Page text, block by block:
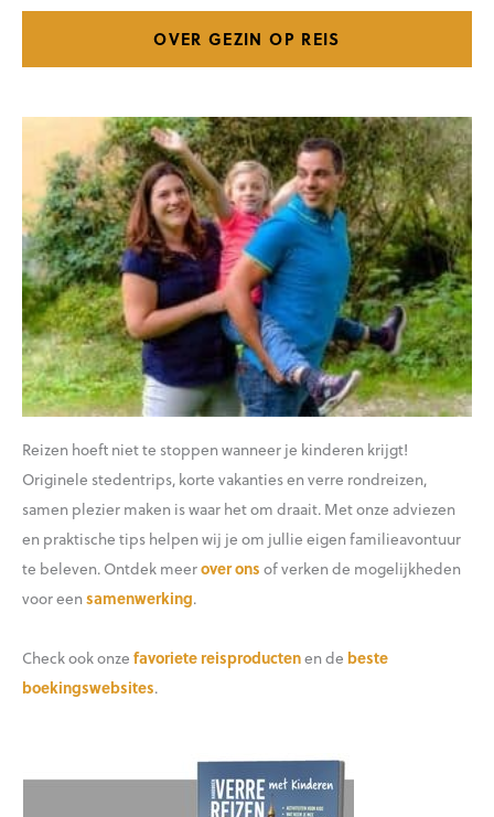
OVER GEZIN OP REIS
Reizen hoeft niet te stoppen wanneer je kinderen krijgt!
Originele stedentrips, korte vakanties en verre rondreizen,
samen plezier maken is waar het om draait. Met onze adviezen
en praktische tips helpen wij je om jullie eigen familieavontuur
te beleven. Ontdek meerover onsof verken de mogelijkheden
voor eensamenwerking.
Check ook onzefavoriete reisproductenen de beste
boekingswebsites.